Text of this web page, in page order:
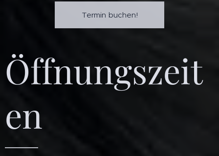
Termin buchen!
Öffnungszeit
en